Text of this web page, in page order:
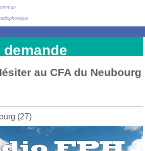
au CFA du Neubourg
(27)